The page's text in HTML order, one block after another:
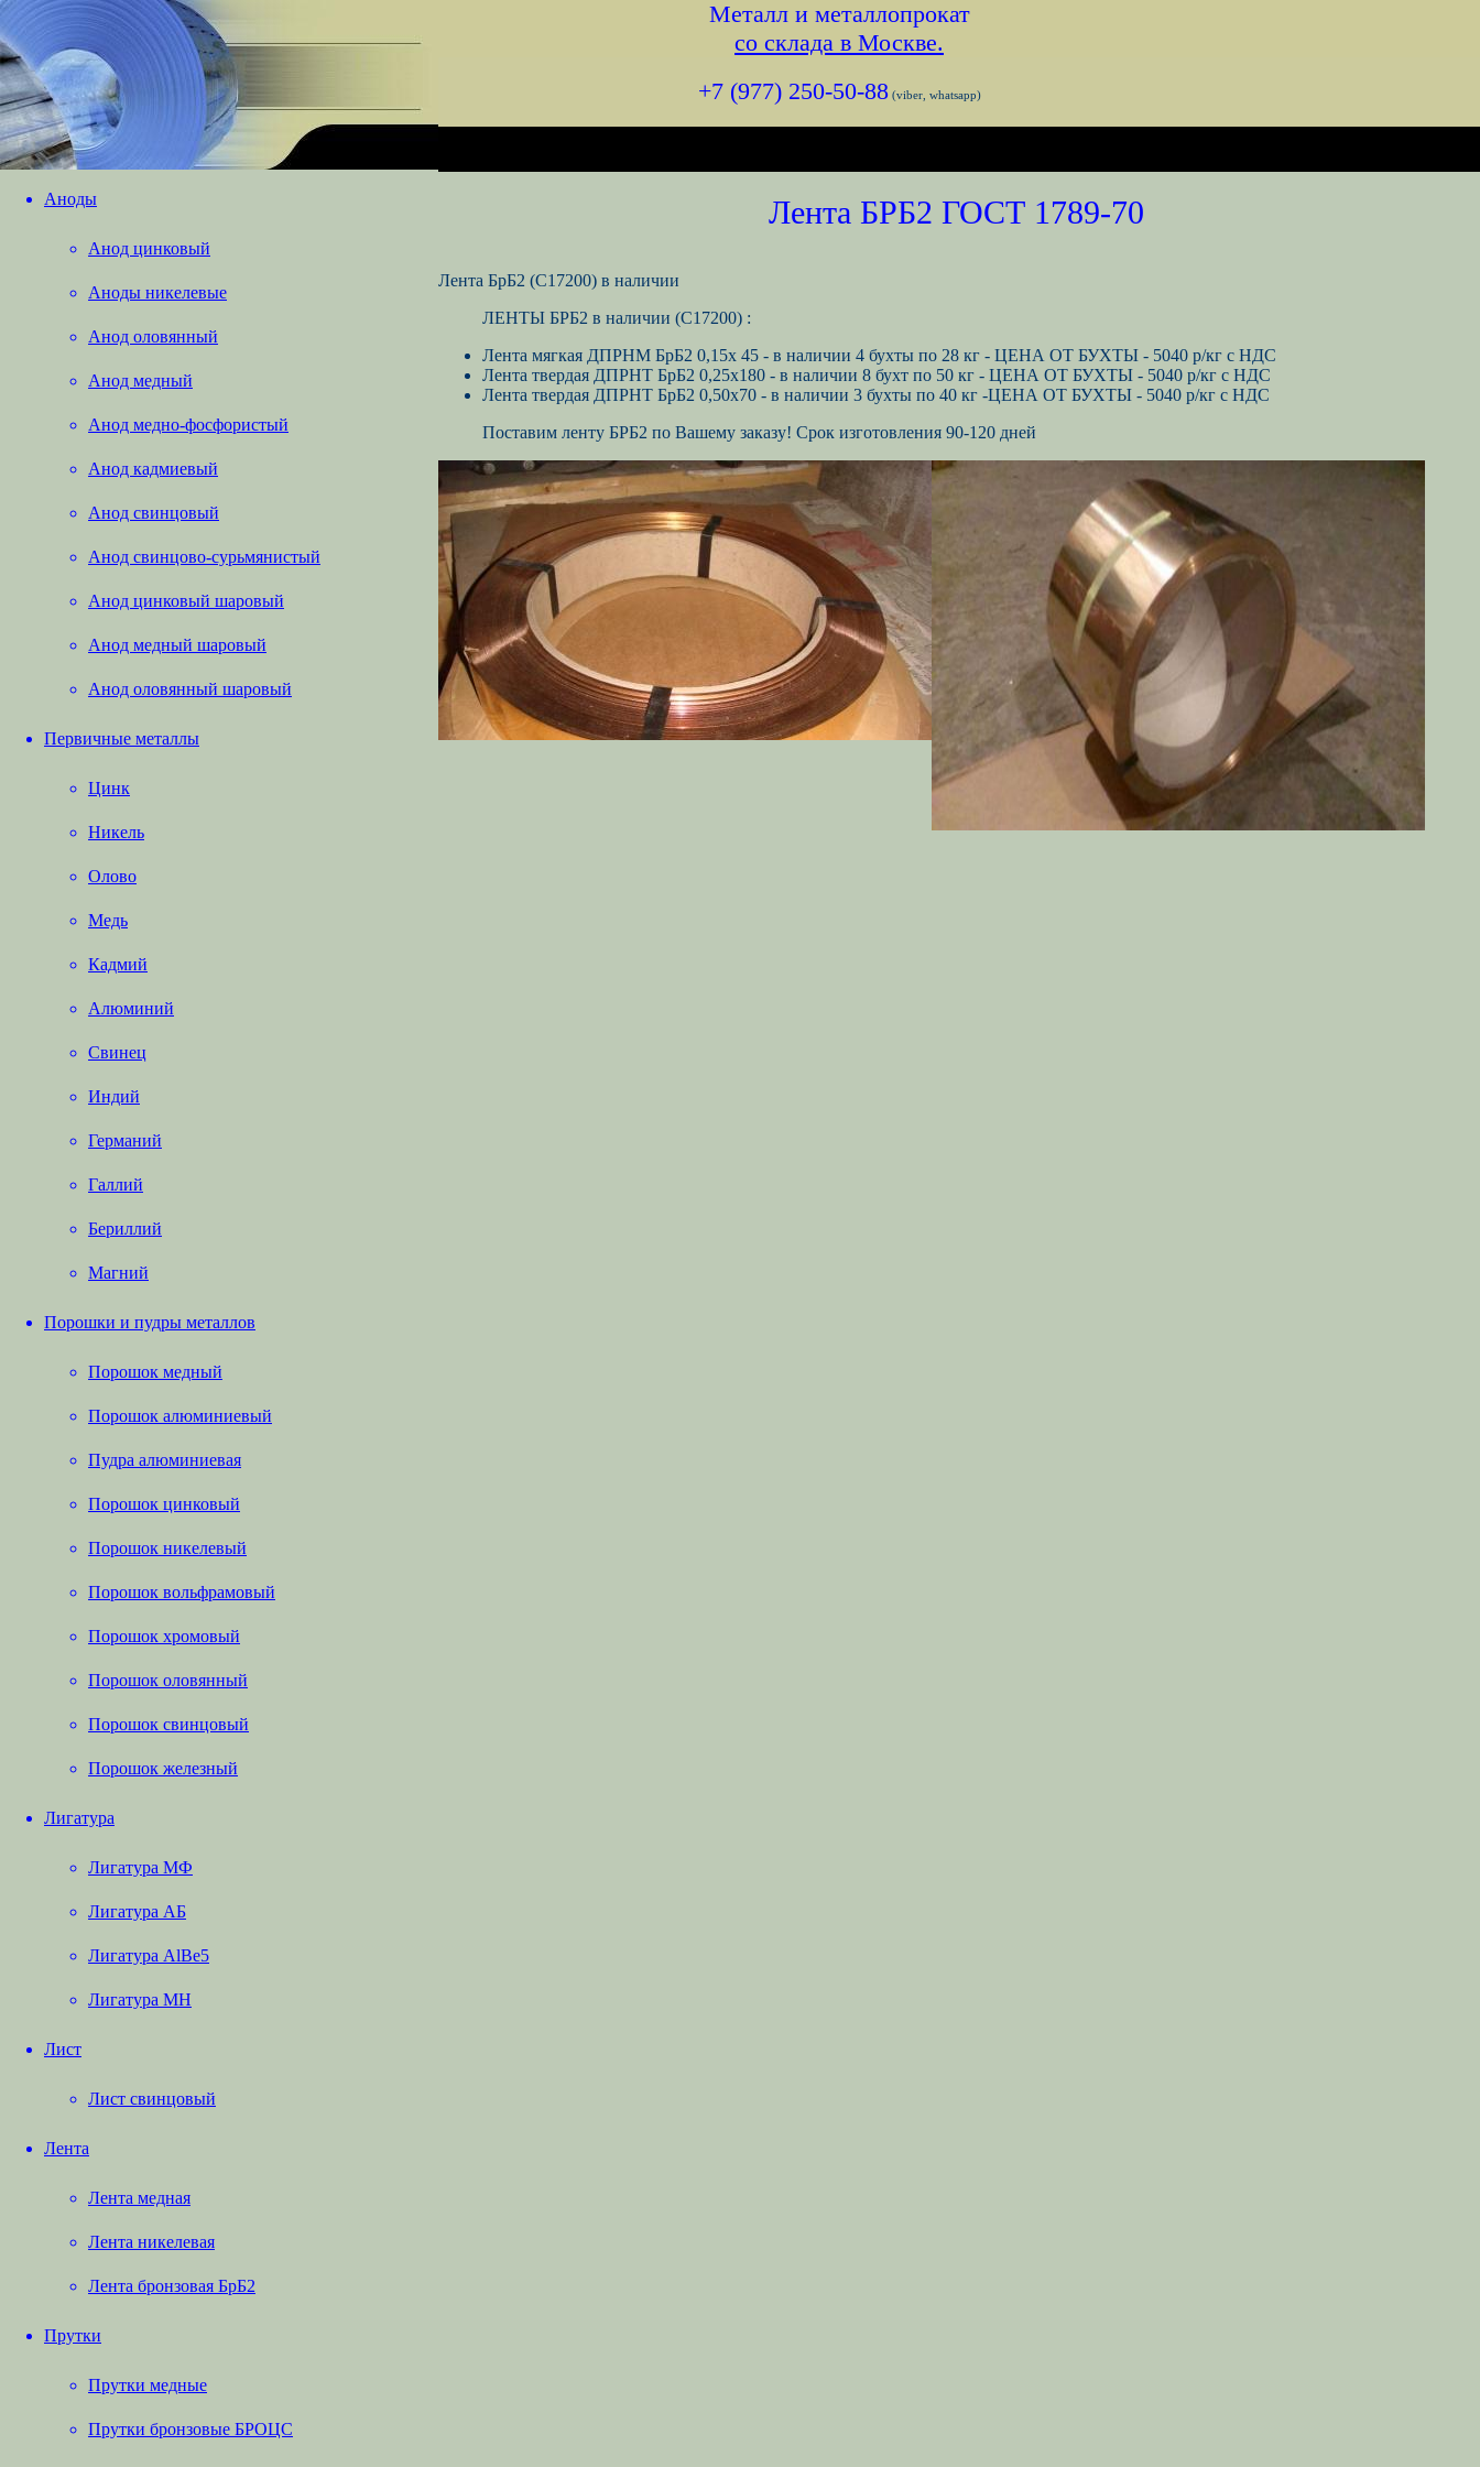
Металл и металлопрокат
со склада в Москве.
+7 (977) 250-50-88(viber, whatsapp)
Аноды
Анод цинковый
Аноды никелевые
Анод оловянный
Анод медный
Анод медно-фосфористый
Анод кадмиевый
Анод свинцовый
Анод свинцово-сурьмянистый
Анод цинковый шаровый
Анод медный шаровый
Анод оловянный шаровый
Первичные металлы
Цинк
Никель
Олово
Медь
Кадмий
Алюминий
Свинец
Индий
Германий
Галлий
Бериллий
Магний
Порошки и пудры металлов
Порошок медный
Порошок алюминиевый
Пудра алюминиевая
Порошок цинковый
Порошок никелевый
Порошок вольфрамовый
Порошок хромовый
Порошок оловянный
Порошок свинцовый
Порошок железный
Лигатура
Лигатура МФ
Лигатура АБ
Лигатура AlBe5
Лигатура МН
Лист
Лист свинцовый
Лента
Лента медная
Лента никелевая
Лента бронзовая БрБ2
Прутки
Прутки медные
Прутки бронзовые БРОЦС
Лента БРБ2 ГОСТ 1789-70
Лента БрБ2 (С17200) в наличии
ЛЕНТЫ БРБ2 в наличии (С17200) :
Лента мягкая ДПРНМ БрБ2 0,15х 45 - в наличии 4 бухты по 28 кг - ЦЕНА ОТ БУХТЫ - 5040 р/кг с НДС
Лента твердая ДПРНТ БрБ2 0,25х180 - в наличии 8 бухт по 50 кг - ЦЕНА ОТ БУХТЫ - 5040 р/кг с НДС
Лента твердая ДПРНТ БрБ2 0,50х70 - в наличии 3 бухты по 40 кг -ЦЕНА ОТ БУХТЫ - 5040 р/кг с НДС
Поставим ленту БРБ2 по Вашему заказу! Срок изготовления 90-120 дней